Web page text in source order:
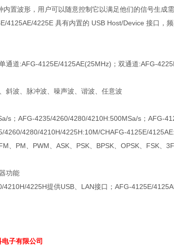
置波形，用户可以随意控制它以满足他们的信号生成需
4125AE/4225E 具有内置的 USB Host/Device 接口，
通道:AFG-4125E/4125AE(25MHz)；双通道:AFG-
斜波、脉冲波、噪声波、谐波、任意波
s；AFG-4235/4260/4280/4210H:500MSa/s；AFG-
4260/4280/4210H/4225H:10M/CHAFG-4125E/
、PM、PWM、ASK、PSK、BPSK、OPSK、FSK、
功能
4225H提供USB、LAN接口；AFG-4125E/
子有限公司